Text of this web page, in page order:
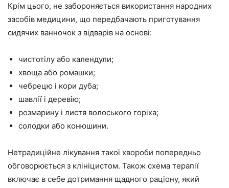
Крім цього, не забороняється використання народних
засобів медицини, що передбачають приготування
сидячих ванночок з відварів на основі:
чистотілу або календули;
хвоща або ромашки;
чебрецю і кори дуба;
шавлії і деревію;
розмарину і листя волоського горіха;
солодки або конюшини.
Нетрадиційне лікування такої хвороби попередньо
обговорюється з клініцистом. Також схема терапії
включає в себе дотримання щадного раціону, який